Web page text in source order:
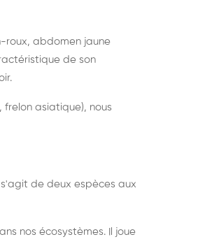
roux, abdomen jaune
de son
frelon asiatique), nous
de deux espèces aux
nos écosystèmes. Il joue